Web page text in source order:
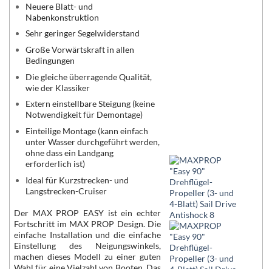
Neuere Blatt- und
Nabenkonstruktion
Sehr geringer Segelwiderstand
Große Vorwärtskraft in allen
Bedingungen
Die gleiche überragende Qualität,
wie der Klassiker
Extern einstellbare Steigung (keine
Notwendigkeit für Demontage)
Einteilige Montage (kann einfach
unter Wasser durchgeführt werden,
ohne dass ein Landgang
erforderlich ist)
Ideal für Kurzstrecken- und
Langstrecken-Cruiser
Der MAX PROP EASY ist ein echter
Fortschritt im MAX PROP Design. Die
einfache Installation und die einfache
Einstellung des Neigungswinkels,
machen dieses Modell zu einer guten